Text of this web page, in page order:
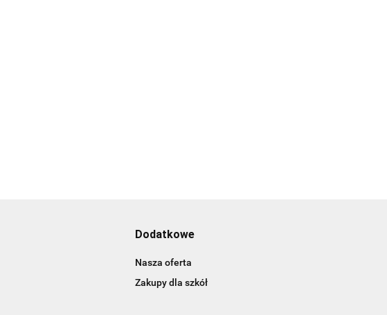
Dodatkowe
Nasza oferta
Zakupy dla szkół